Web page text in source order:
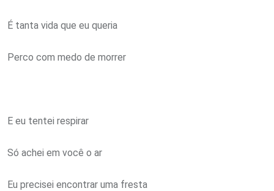
É tanta vida que eu queria
Perco com medo de morrer
E eu tentei respirar
Só achei em você o ar
Eu precisei encontrar uma fresta